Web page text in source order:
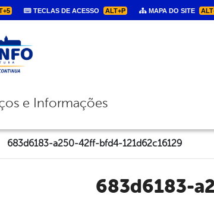
TECLAS DE ACESSO ALT+P MAPA DO SITE
principal de navegação
e Informações
683d6183-a250-42ff-bfd4-121d62c16129
683d6183-